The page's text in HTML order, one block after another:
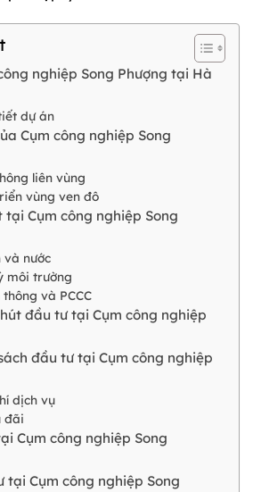
nghiệp Song Phượng tại Hà
dự án
Cụm công nghiệp Song
liên vùng
vùng ven đô
Cụm công nghiệp Song
và nước
môi trường
và PCCC
đầu tư tại Cụm công nghiệp
đầu tư tại Cụm công nghiệp
dịch vụ
đãi
Cụm công nghiệp Song
tại Cụm công nghiệp Song